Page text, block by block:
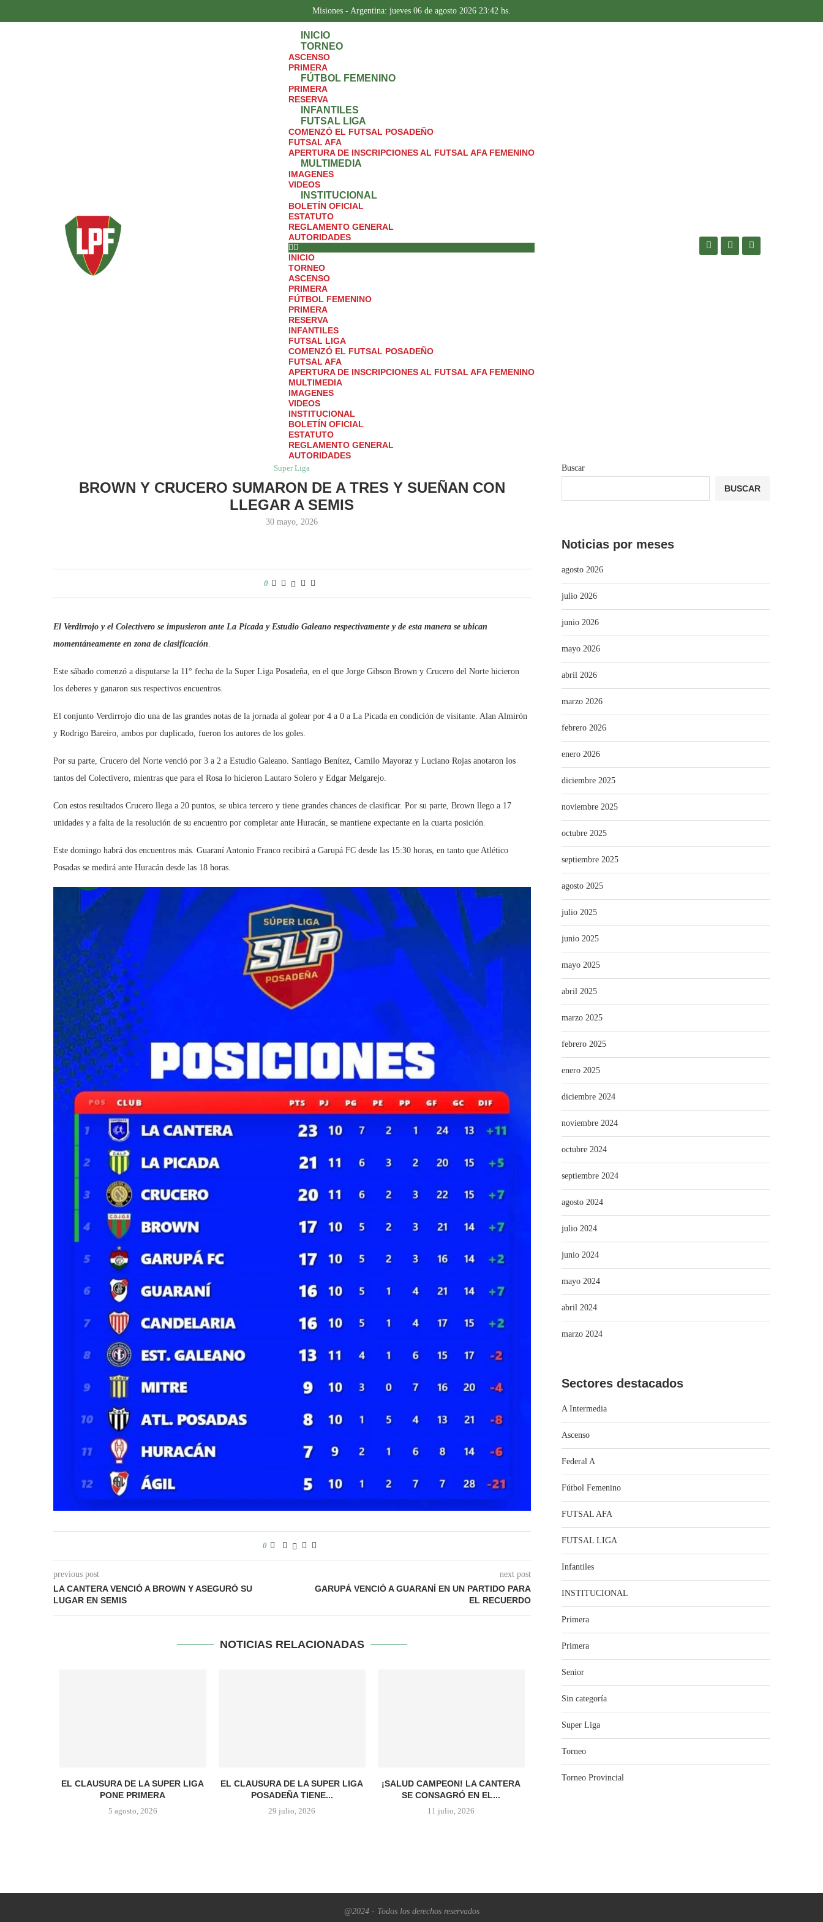
Misiones - Argentina: jueves 06 de agosto 2026 23:42 hs.
INICIO
TORNEO
ASCENSO
PRIMERA
FÚTBOL FEMENINO
PRIMERA
RESERVA
INFANTILES
FUTSAL LIGA
COMENZÓ EL FUTSAL POSADEÑO
FUTSAL AFA
APERTURA DE INSCRIPCIONES AL FUTSAL AFA FEMENINO
MULTIMEDIA
IMAGENES
VIDEOS
INSTITUCIONAL
BOLETÍN OFICIAL
ESTATUTO
REGLAMENTO GENERAL
AUTORIDADES
INICIO
TORNEO
ASCENSO
PRIMERA
FÚTBOL FEMENINO
PRIMERA
RESERVA
INFANTILES
FUTSAL LIGA
COMENZÓ EL FUTSAL POSADEÑO
FUTSAL AFA
APERTURA DE INSCRIPCIONES AL FUTSAL AFA FEMENINO
MULTIMEDIA
IMAGENES
VIDEOS
INSTITUCIONAL
BOLETÍN OFICIAL
ESTATUTO
REGLAMENTO GENERAL
AUTORIDADES
BROWN Y CRUCERO SUMARON DE A TRES Y SUEÑAN CON LLEGAR A SEMIS
Super Liga
BROWN Y CRUCERO SUMARON DE A TRES Y SUEÑAN CON
LLEGAR A SEMIS
30 mayo, 2026
0
El Verdirrojo y el Colectivero se impusieron ante La Picada y Estudio Galeano respectivamente y de esta manera se ubican
momentáneamente en zona de clasificación.
Este sábado comenzó a disputarse la 11° fecha de la Super Liga Posadeña, en el que Jorge Gibson Brown y Crucero del Norte hicieron
los deberes y ganaron sus respectivos encuentros.
El conjunto Verdirrojo dio una de las grandes notas de la jornada al golear por 4 a 0 a La Picada en condición de visitante. Alan Almirón
y Rodrigo Bareiro, ambos por duplicado, fueron los autores de los goles.
Por su parte, Crucero del Norte venció por 3 a 2 a Estudio Galeano. Santiago Benítez, Camilo Mayoraz y Luciano Rojas anotaron los
tantos del Colectivero, mientras que para el Rosa lo hicieron Lautaro Solero y Edgar Melgarejo.
Con estos resultados Crucero llega a 20 puntos, se ubica tercero y tiene grandes chances de clasificar. Por su parte, Brown llego a 17
unidades y a falta de la resolución de su encuentro por completar ante Huracán, se mantiene expectante en la cuarta posición.
Este domingo habrá dos encuentros más. Guaraní Antonio Franco recibirá a Garupá FC desde las 15:30 horas, en tanto que Atlético
Posadas se medirá ante Huracán desde las 18 horas.
0
previous post
LA CANTERA VENCIÓ A BROWN Y ASEGURÓ SU
LUGAR EN SEMIS
next post
GARUPÁ VENCIÓ A GUARANÍ EN UN PARTIDO PARA
EL RECUERDO
NOTICIAS RELACIONADAS
EL CLAUSURA DE LA SUPER LIGA
PONE PRIMERA
5 agosto, 2026
EL CLAUSURA DE LA SUPER LIGA
POSADEÑA TIENE...
29 julio, 2026
¡SALUD CAMPEON! LA CANTERA
SE CONSAGRÓ EN EL...
11 julio, 2026
Buscar
BUSCAR
Noticias por meses
agosto 2026
julio 2026
junio 2026
mayo 2026
abril 2026
marzo 2026
febrero 2026
enero 2026
diciembre 2025
noviembre 2025
octubre 2025
septiembre 2025
agosto 2025
julio 2025
junio 2025
mayo 2025
abril 2025
marzo 2025
febrero 2025
enero 2025
diciembre 2024
noviembre 2024
octubre 2024
septiembre 2024
agosto 2024
julio 2024
junio 2024
mayo 2024
abril 2024
marzo 2024
Sectores destacados
A Intermedia
Ascenso
Federal A
Fútbol Femenino
FUTSAL AFA
FUTSAL LIGA
Infantiles
INSTITUCIONAL
Primera
Primera
Senior
Sin categoría
Super Liga
Torneo
Torneo Provincial
@2024 - Todos los derechos reservados